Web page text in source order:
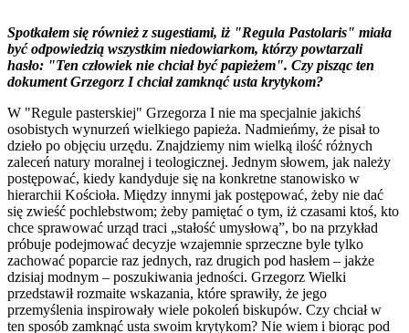
Spotkałem się również z sugestiami, iż "Regula Pastolaris" miała
być odpowiedzią wszystkim niedowiarkom, którzy powtarzali
hasło: "Ten człowiek nie chciał być papieżem". Czy pisząc ten
dokument Grzegorz I chciał zamknąć usta krytykom?
W "Regule pasterskiej" Grzegorza I nie ma specjalnie jakichś
osobistych wynurzeń wielkiego papieża. Nadmieńmy, że pisał to
dzieło po objęciu urzędu. Znajdziemy nim wielką ilość różnych
zaleceń natury moralnej i teologicznej. Jednym słowem, jak należy
postępować, kiedy kandyduje się na konkretne stanowisko w
hierarchii Kościoła. Między innymi jak postępować, żeby nie dać
się zwieść pochlebstwom; żeby pamiętać o tym, iż czasami ktoś, kto
chce sprawować urząd traci „stałość umysłową”, bo na przykład
próbuje podejmować decyzje wzajemnie sprzeczne byle tylko
zachować poparcie raz jednych, raz drugich pod hasłem – jakże
dzisiaj modnym – poszukiwania jedności. Grzegorz Wielki
przedstawił rozmaite wskazania, które sprawiły, że jego
przemyślenia inspirowały wiele pokoleń biskupów. Czy chciał w
ten sposób zamknąć usta swoim krytykom? Nie wiem i biorąc pod